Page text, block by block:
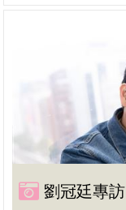
劉冠廷專訪